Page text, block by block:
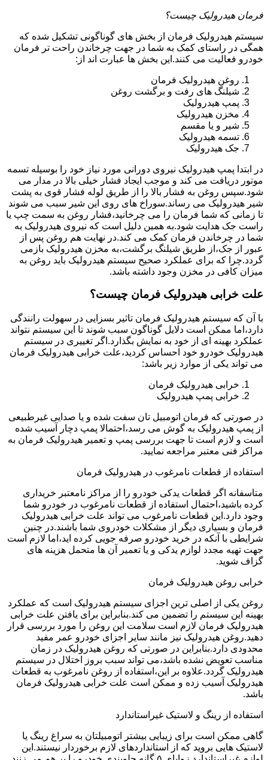
فرمان هیدرولیک چیست؟
سیستم هیدرولیک فرمان از بخش های گوناگونی تشکیل شده که
همگی در راستای کمک به شما در جهت چرخاندن راحت تر فرمان
خودرو فعالیت می کنند.این بخش ها عبارت اند از:
روغن هیدرولیک فرمان
شیلنگ های رفت و برگشت روغن
پمپ هیدرولیک
مخزن هیدرولیک
شیر و یا مقسم
تسمه هیدرولیک
جک هیدرولیک
در ابتدا پمپ هیدرولیک نیروی دورانی مورد نیاز خود را بوسیله تسمه
موتور دریافت می کند و موجب ایجاد فشار خیلی بالا در مدار می
شود.سپس روغن به فشار بالا را از طریق لوله فشار قوی به پشت
شیر هیدرولیک می رساند.سوراخ های روی این شیر سبب می شوند
تا زمانی که شما فرمان را می چرخانید،فشار روغن به سمت چپ یا
راست جک هدایت شود.به همین دلیل است که نیروی هیدرولیک به
شما در چرخاندن فرمان کمک می کند.در نهایت هم روغن پس از
عبور از جک،از طریق شیلنگ برگشت،به مخزن هیدرولیک بازمی
گردد.چرا که برای عملکرد صحیح سیستم هیدرولیک باید روغن به
میزان کافی در مخزن وجود داشته باشد.
علت خرابی هیدرولیک فرمان چیست؟
با آن که سیستم هیدرولیک فرمان تاثیر بسزایی در سهولت رانندگی
دارد،اما ممکن است دلایل گوناگون سبب شوند تا این سیستم نتواند
عملکرد بهینه ای از خود به نمایش بگذارد.اگر تغییری در سیستم
هیدرولیک خودرو خود احساس کردید،علت خرابی هیدرولیک فرمان
می تواند یکی از موارد زیر باشد:
خرابی هیدرولیک فرمان
خرابی پمپ هیدرولیک
در صورتی که فرمان اتومبیل تان سفت شده و یا صدایی غیرطبیعی
از پمپ هیدرولیک به گوش می رسد،احتمالا پمپ دچار آسیب شده
است و لازم است تا جهت بررسی پمپ و تعمیر هیدرولیک فرمان به
مراکز فنی معتبر مراجعه نمایید.
استفاده از قطعات نامرغوب در هیدرولیک فرمان
متاسفانه اگر قطعات یدکی خودرو را از مراکز نامعتبر خریداری
کرده باشید،احتمال استفاده از قطعات نامرغوب در خودرو شما
وجود دارد.این قطعات نامرغوب می تواند علت خرابی هیدرولیک
فرمان و بسیاری دیگر از مشکلات خودروی شما باشند.در چنین
شرایطی با آنکه در خرید خودرو صرفه جویی کرده اید،اما لازم است
جهت تهیه مجدد لوازم یدکی و یا تعمیر آن ها متحمل هزینه های
گزاف شوید.
خرابی روغن هیدرولیک فرمان
روغن یکی از اصلی ترین اجزای سیستم هیدرولیک است که عملکرد
بهینه این سیستم را تضمین می کند.بنابراین برای یافتن علت خرابی
هیدرولیک فرمان لازم است سلامت این روغن را مورد بررسی قرار
دهید.روغن هیدرولیک نیز مانند سایر اجزای خودرو عمر مفید
محدودی دارد.بنابراین در صورتی که روغن هیدرولیک در زمان
مناسب تعویض نشده باشد،می تواند سبب بروز اختلال در سیستم
هیدرولیک گردد.علاوه بر این،استفاده از روغن نامرغوب به قطعات
هیدرولیک آسیب زده و ممکن است علت خرابی هیدرولیک فرمان
باشد.
استفاده از رینگ و لاستیک غیراستاندارد
گاهی ممکن است برای زیبایی بیشتر اتومبیلتان به سراغ رینگ یا
لاستیک هایی بروید که از استانداردهای لازم برخوردار نیستند.این